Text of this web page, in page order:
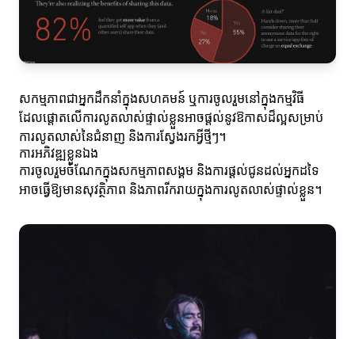
សកម្មភាពជាអ្នកដឹកនាំក្នុងសហគមន៍ ឬការចូលរួមនៅក្នុងកម្មវិធី
ដែលផ្តោតលើការលូតលាស់ផ្ទាល់ខ្លួនអាចផ្តល់នូវឱកាសដ៏ល្អសម្រាប់
ការលូតលាស់នៃជំនាញ និងការស្វែងរកអ្វីថ្មីៗ។
ការអភិវឌ្ឍខ្លួនឯង
ការចូលរួមចំណែកក្នុងសកម្មភាពសង្គម និងការផ្តល់ជូនដល់អ្នកដទៃ
អាចធ្វើឱ្យមានសុវត្ថិភាព និងភាពរីករាយក្នុងការលូតលាស់ផ្ទាល់ខ្លួន។